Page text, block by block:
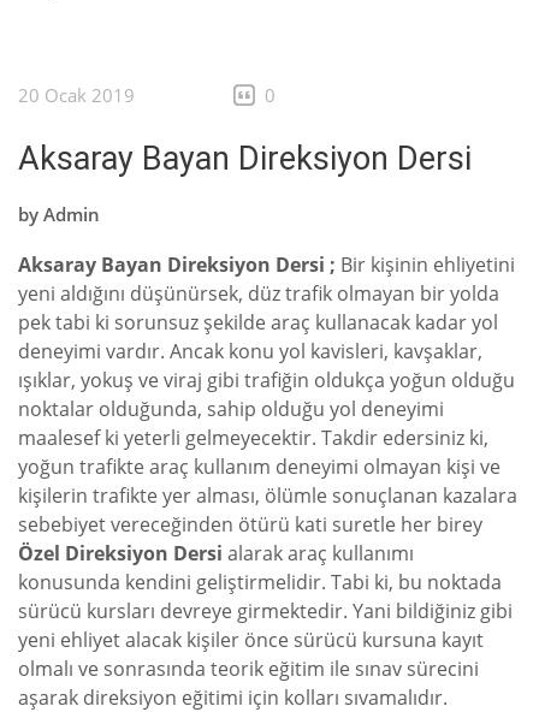
20 Ocak 2019 0
Aksaray Bayan Direksiyon Dersi
by Admin
Aksaray Bayan Direksiyon Dersi ; Bir kişinin ehliyetini
yeni aldığını düşünürsek, düz trafik olmayan bir yolda
pek tabi ki sorunsuz şekilde araç kullanacak kadar yol
deneyimi vardır. Ancak konu yol kavisleri, kavşaklar,
ışıklar, yokuş ve viraj gibi trafiğin oldukça yoğun olduğu
noktalar olduğunda, sahip olduğu yol deneyimi
maalesef ki yeterli gelmeyecektir. Takdir edersiniz ki,
yoğun trafikte araç kullanım deneyimi olmayan kişi ve
kişilerin trafikte yer alması, ölümle sonuçlanan kazalara
sebebiyet vereceğinden ötürü kati suretle her birey
Özel Direksiyon Dersi alarak araç kullanımı
konusunda kendini geliştirmelidir. Tabi ki, bu noktada
sürücü kursları devreye girmektedir. Yani bildiğiniz gibi
yeni ehliyet alacak kişiler önce sürücü kursuna kayıt
olmalı ve sonrasında teorik eğitim ile sınav sürecini
aşarak direksiyon eğitimi için kolları sıvamalıdır.